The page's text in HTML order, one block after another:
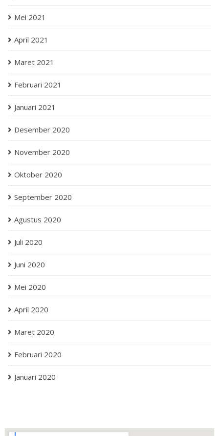
Mei 2021
April 2021
Maret 2021
Februari 2021
Januari 2021
Desember 2020
November 2020
Oktober 2020
September 2020
Agustus 2020
Juli 2020
Juni 2020
Mei 2020
April 2020
Maret 2020
Februari 2020
Januari 2020